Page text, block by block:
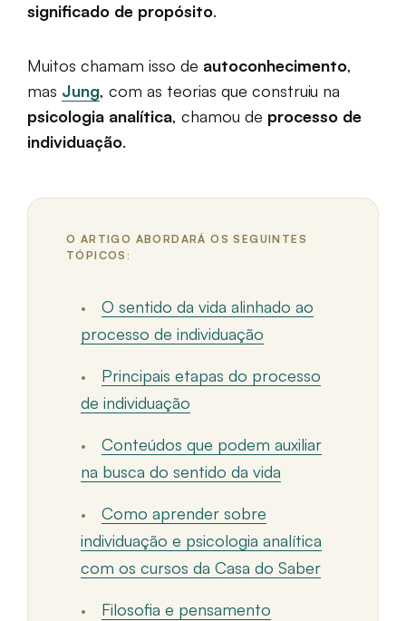
significado de propósito.
Muitos chamam isso de autoconhecimento,
mas Jung, com as teorias que construiu na
psicologia analítica, chamou de processo de
individuação.
O ARTIGO ABORDARÁ OS SEGUINTES
TÓPICOS:
O sentido da vida alinhado ao
processo de individuação
Principais etapas do processo
de individuação
Conteúdos que podem auxiliar
na busca do sentido da vida
Como aprender sobre
individuação e psicologia analítica
com os cursos da Casa do Saber
Filosofia e pensamento